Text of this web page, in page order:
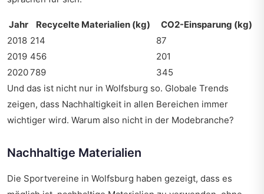
Jahr Recycelte Materialien (kg)
CO2-Einsparung (kg)
2018 214
87
2019 456
201
2020789
345
Und das ist nicht nur in Wolfsburg so. Globale Trends
zeigen, dass Nachhaltigkeit in allen Bereichen immer
wichtiger wird. Warum also nicht in der Modebranche?
Nachhaltige Materialien
Die Sportvereine in Wolfsburg haben gezeigt, dass es